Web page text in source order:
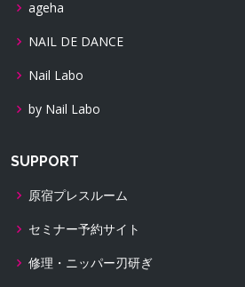
ageha
NAIL DE DANCE
Nail Labo
by Nail Labo
SUPPORT
原宿プレスルーム
セミナー予約サイト
修理・ニッパー刃研ぎ